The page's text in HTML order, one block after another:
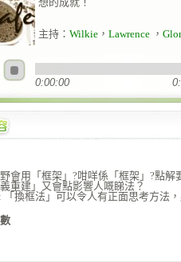
主持： Wilkie ， Lawrence ，
0:00:00
會用「框架」?咁咩係「框架」?點解
重建」又會點影響人嘅睇法？
「換框法」可以令人有正面思考方法
親子天下（暑期